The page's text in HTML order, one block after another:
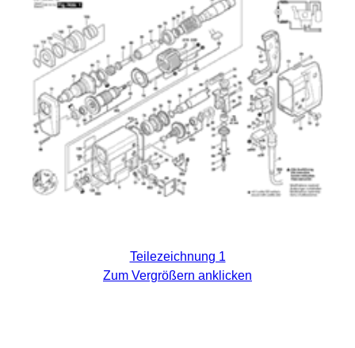
Teilezeichnung 1
Zum Vergrößern anklicken